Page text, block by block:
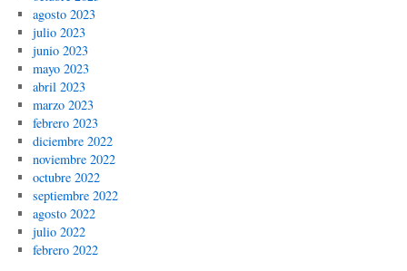
agosto 2023
julio 2023
junio 2023
mayo 2023
abril 2023
marzo 2023
febrero 2023
diciembre 2022
noviembre 2022
octubre 2022
septiembre 2022
agosto 2022
julio 2022
febrero 2022